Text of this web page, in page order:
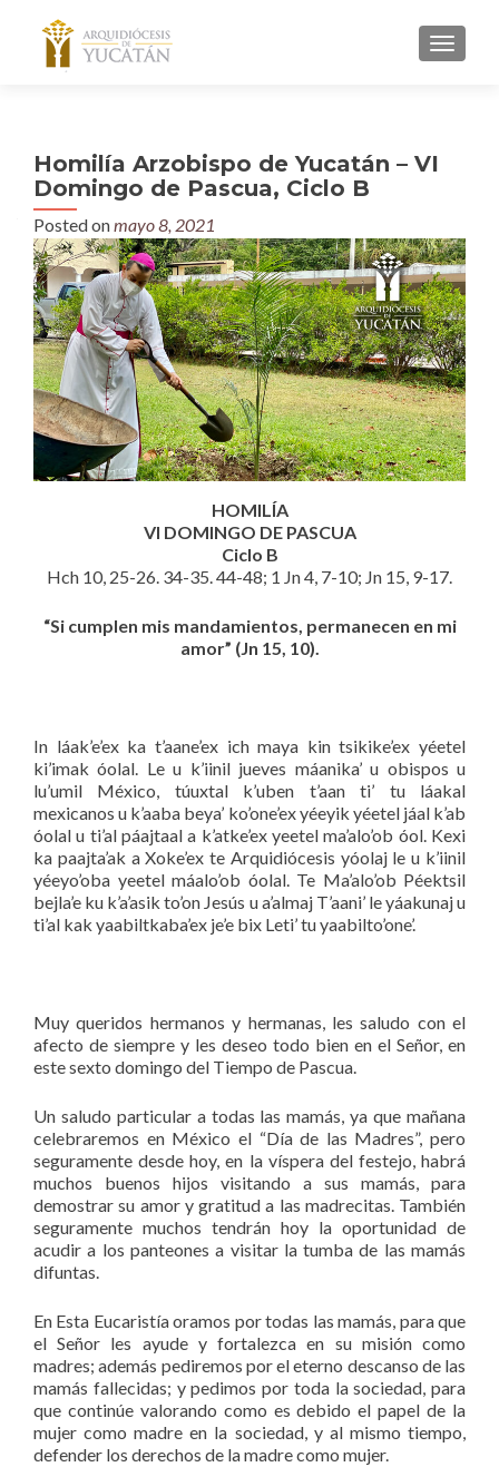
MENU
Homilía Arzobispo de Yucatán – VI
Domingo de Pascua, Ciclo B
Posted onmayo 8, 2021
HOMILÍA
VI DOMINGO DE PASCUA
Ciclo B
Hch 10, 25-26. 34-35. 44-48; 1 Jn 4, 7-10; Jn 15, 9-17.
“Si cumplen mis mandamientos, permanecen en mi
amor” (Jn 15, 10).
In láak’e’ex ka t’aane’ex ich maya kin tsikike’ex yéetel
ki’imak óolal. Le u k’iinil jueves máanika’ u obispos u
lu’umil México, túuxtal k’uben t’aan ti’ tu láakal
mexicanos u k’aaba beya’ ko’one’ex yéeyik yéetel jáal k’ab
óolal u ti’al páajtaal a k’atke’ex yeetel ma’alo’ob óol. Kexi
ka paajta’ak a Xoke’ex te Arquidiócesis yóolaj le u k’iinil
yéeyo’oba yeetel máalo’ob óolal. Te Ma’alo’ob Péektsil
bejla’e ku k’a’asik to’on Jesús u a’almaj T’aani’ le yáakunaj u
ti’al kak yaabiltkaba’ex je’e bix Leti’ tu yaabilto’one’.
Muy queridos hermanos y hermanas, les saludo con el
afecto de siempre y les deseo todo bien en el Señor, en
este sexto domingo del Tiempo de Pascua.
Un saludo particular a todas las mamás, ya que mañana
celebraremos en México el “Día de las Madres”, pero
seguramente desde hoy, en la víspera del festejo, habrá
muchos buenos hijos visitando a sus mamás, para
demostrar su amor y gratitud a las madrecitas. También
seguramente muchos tendrán hoy la oportunidad de
acudir a los panteones a visitar la tumba de las mamás
difuntas.
En Esta Eucaristía oramos por todas las mamás, para que
el Señor les ayude y fortalezca en su misión como
madres; además pediremos por el eterno descanso de las
mamás fallecidas; y pedimos por toda la sociedad, para
que continúe valorando como es debido el papel de la
mujer como madre en la sociedad, y al mismo tiempo,
defender los derechos de la madre como mujer.